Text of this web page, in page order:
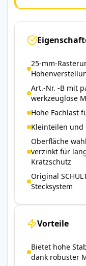
25-mm-
Art.-Nr. -B mit
werkzeuglose
Hohe Fachlast
Kleinteilen und
Oberfläche
verzinkt für
Kratzschutz
Original
Stecksystem
Vorteile
Bietet hohe
dank robuster